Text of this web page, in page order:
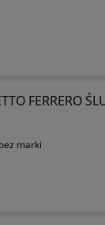
FERRERO
bez marki